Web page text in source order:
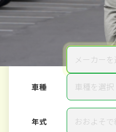
電話か出張か、高い方の査定を提案。
だから高価買取!
無料で カ
ご依頼いただいたお車
メーカー
車種 車種を選択
年式 おおよそ